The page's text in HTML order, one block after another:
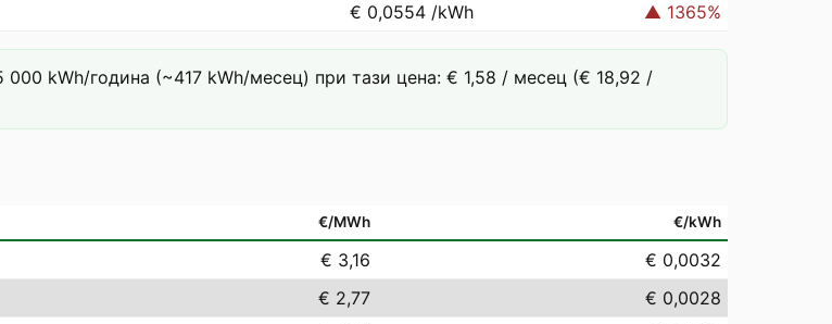
€ 0,0554 /kWh ▲ 1365%
kWh/година (~417 kWh/месец) при тази цена: € 1,58 / месец (€ 18,92 /
€/MWh €/kWh
€ 3,16
€ 0,0032
€ 2,77
€ 0,0028